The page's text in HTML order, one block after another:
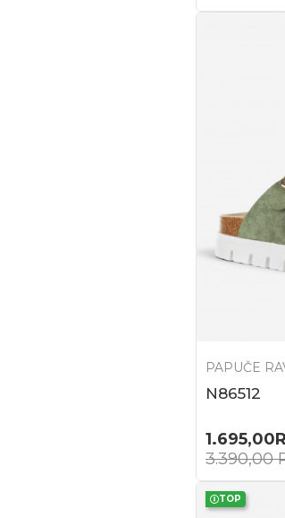
PAPUČE
N86512
1.695,00
3.390,00
TOP